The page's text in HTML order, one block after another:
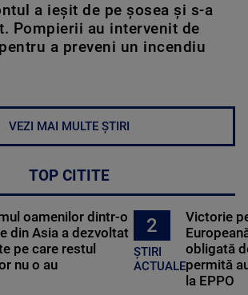
a ieșit de pe șosea și s-a
Pompierii au intervenit de
a preveni un incendiu
VEZI MAI MULTE ȘTIRI
TOP CITITE
oamenilor dintr-o
din Asia a dezvoltat
pe care restul
nu o au
2
ȘTIRI
ACTUALE
Victorie
obligată
permită
la EPPO